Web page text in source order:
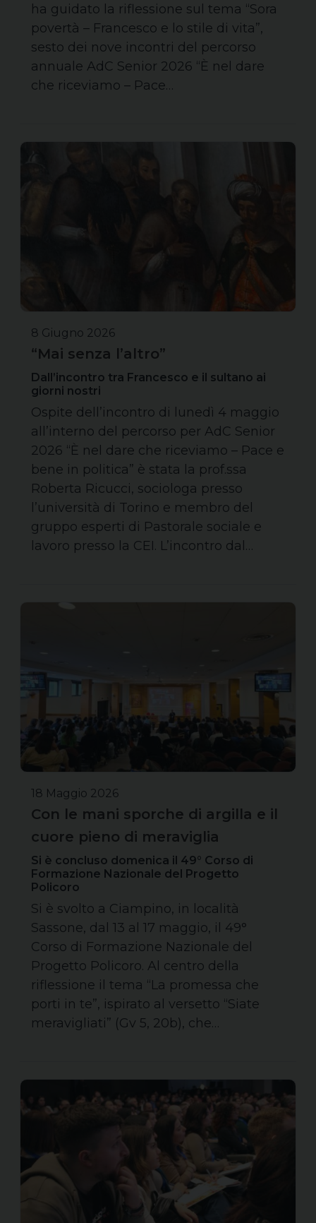
ha guidato la riflessione sul tema “Sora
povertà – Francesco e lo stile di vita”,
sesto dei nove incontri del percorso
annuale AdC Senior 2026 “È nel dare
che riceviamo – Pace…
8 Giugno 2026
“Mai senza l’altro”
Dall’incontro tra Francesco e il sultano ai
giorni nostri
Ospite dell’incontro di lunedì 4 maggio
all’interno del percorso per AdC Senior
2026 “È nel dare che riceviamo – Pace e
bene in politica” è stata la prof.ssa
Roberta Ricucci, sociologa presso
l’università di Torino e membro del
gruppo esperti di Pastorale sociale e
lavoro presso la CEI. L’incontro dal…
18 Maggio 2026
Con le mani sporche di argilla e il
cuore pieno di meraviglia
Si è concluso domenica il 49° Corso di
Formazione Nazionale del Progetto
Policoro
Si è svolto a Ciampino, in località
Sassone, dal 13 al 17 maggio, il 49°
Corso di Formazione Nazionale del
Progetto Policoro. Al centro della
riflessione il tema “La promessa che
porti in te”, ispirato al versetto “Siate
meravigliati” (Gv 5, 20b), che…